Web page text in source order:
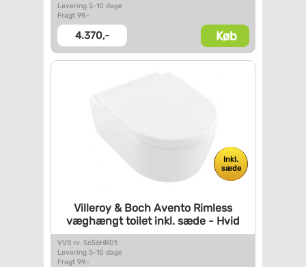
Levering 5-10 dage
Fragt 99,-
4.370,- Køb
Inkl.
sæde
Villeroy & Boch Avento Rimless
væghængt toilet inkl. sæde - Hvid
VVS nr. 5656HR01
Levering 5-10 dage
Fragt 99,-